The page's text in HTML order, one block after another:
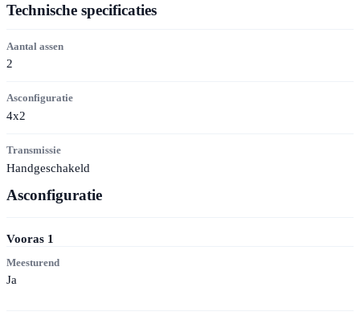
Technische specificaties
Aantal assen
2
Asconfiguratie
4x2
Transmissie
Handgeschakeld
Asconfiguratie
Vooras 1
Meesturend
Ja